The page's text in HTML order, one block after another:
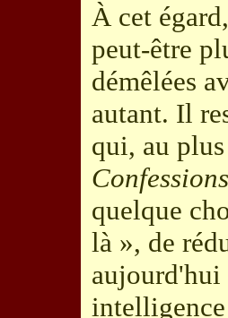
À cet
peut-être
démêlées
autant. Il
qui, au
Confessions
quelque
là », de
aujourd'hui